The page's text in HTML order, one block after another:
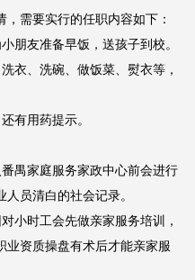
，需要实行的任职内容如下：
朋友准备早饭，送孩子到校。
衣、洗碗、做饭菜、熨衣等，
有用药提示。
禺家庭服务家政中心前会进行
员清白的社会记录。
小时工会先做亲家服务培训，
业资质操盘有术后才能亲家服